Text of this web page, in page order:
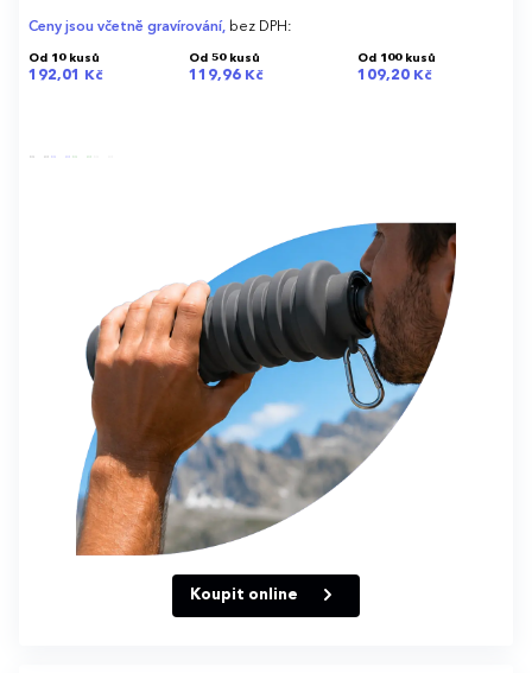
Ceny jsou včetně gravírování, bez DPH:
Od 10 kusů
192,01 Kč
Od 50 kusů
119,96 Kč
Od 100 kusů
109,20 Kč
Koupit online